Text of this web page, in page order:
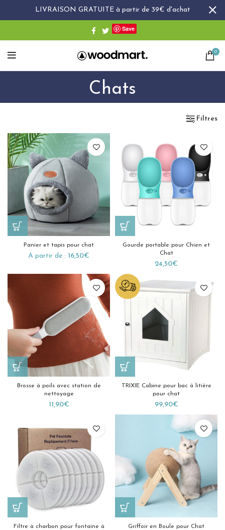
Save
0
Chats
Filtres
Panier et tapis pour chat
A partir de : 16,50€
Gourde portable pour Chien et
Chat
24,50€
Brosse à poils avec station de
nettoyage
11,90€
TRIXIE Cabine pour bac à litière
pour chat
99,90€
Filtre à charbon pour fontaine à
Griffoir en Boule pour Chat
LIVRAISON GRATUITE à partir de 39€ d'achat